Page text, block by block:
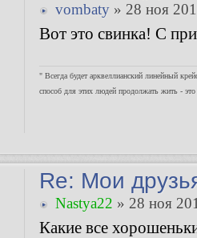
vombaty» 28 ноя
Вот это свинка! С
" Всегда будет арквеллианский линейный
способ для этих людей продолжать жить -
Re: Мои
Nastya22 » 28 ноя
Какие все